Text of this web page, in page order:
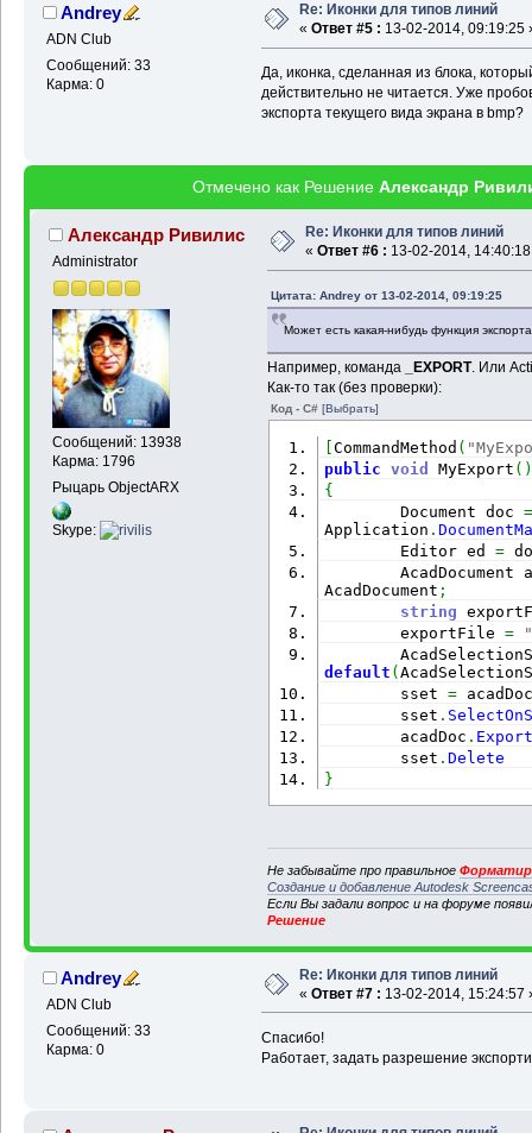
Andrey
ADN Club
Сообщений: 33
Карма: 0
Re: Иконки для типов линий
« Ответ #5 : 13-02-2014, 09:19:25
Да, иконка, сделанная из блока,
действительно не читается. Уже
экспорта текущего вида экрана в bmp?
Отмечено как Решение Александр
Александр Ривилис
Administrator
Сообщений: 13938
Карма: 1796
Рыцарь ObjectARX
Skype:
Re: Иконки для типов линий
« Ответ #6 : 13-02-2014,
Цитата: Andrey от 13-02-2014, 09:19:25
Может есть какая-нибудь функция
Например, команда _EXPORT. Или
Как-то так (без проверки):
Код - C# [Выбрать]
[CommandMethod (
public
void MyExport (
{
Document doc
Application .
Editor ed =
AcadDocument
AcadDocument ;
string
exportFile =
default (
sset =
sset .
acadDoc .
sset .Delete
}
Не забывайте про правильное
Создание и добавление Autodesk
Если Вы задали вопрос и на форуме
Решение
Andrey
ADN Club
Сообщений: 33
Карма: 0
Re: Иконки для типов линий
« Ответ #7 : 13-02-2014, 15:24:57
Спасибо!
Работает, задать разрешение